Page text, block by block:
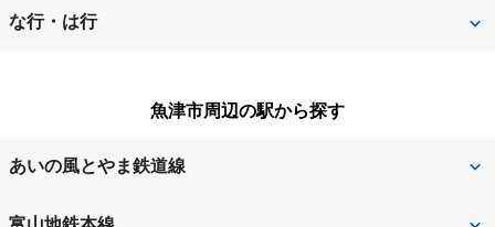
小矢部市
下新川郡朝日町
な行・は行
南砺市
魚津市周辺の駅から探す
あいの風とやま鉄道線
魚津